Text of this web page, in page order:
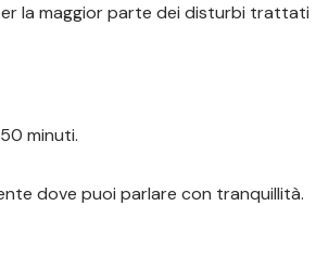
la maggior parte dei disturbi trattati
minuti.
dove puoi parlare con tranquillità.